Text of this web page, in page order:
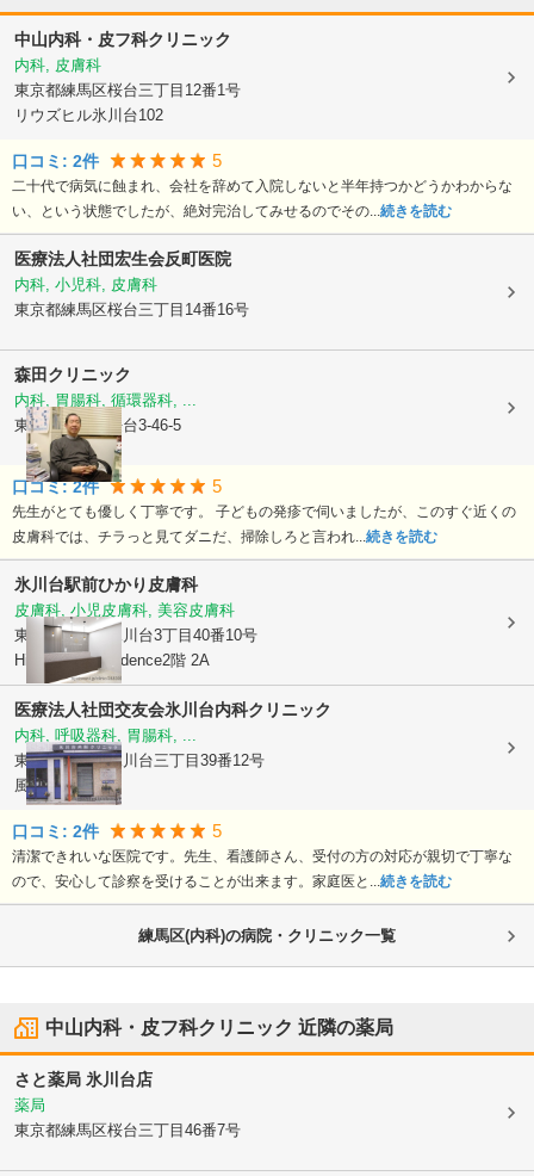
中山内科・皮フ科クリニック
内科, 皮膚科
東京都練馬区桜台三丁目12番1号
リウズヒル氷川台102
口コミ: 2件 5
二十代で病気に蝕まれ、会社を辞めて入院しないと半年持つかどうかわからな
い、という状態でしたが、絶対完治してみせるのでその...続きを読む
医療法人社団宏生会反町医院
内科, 小児科, 皮膚科
東京都練馬区桜台三丁目14番16号
森田クリニック
内科, 胃腸科, 循環器科, ...
東京都練馬区桜台3-46-5
口コミ:2件 5
先生がとても優しく丁寧です。 子どもの発疹で伺いましたが、このすぐ近くの
皮膚科では、チラっと見てダニだ、掃除しろと言われ...続きを読む
氷川台駅前ひかり皮膚科
皮膚科, 小児皮膚科, 美容皮膚科
東京都練馬区 氷川台3丁目40番10号
Hikawadai Residence2階 2A
医療法人社団交友会氷川台内科クリニック
内科, 呼吸器科, 胃腸科, ...
東京都練馬区氷川台三丁目39番12号
風祭ビル1階
口コミ: 2件 5
清潔できれいな医院です。先生、看護師さん、受付の方の対応が親切で丁寧な
ので、安心して診察を受けることが出来ます。家庭医と...続きを読む
練馬区(内科)の病院・クリニック一覧
中山内科・皮フ科クリニック 近隣の薬局
さと薬局 氷川台店
薬局
東京都練馬区桜台三丁目46番7号